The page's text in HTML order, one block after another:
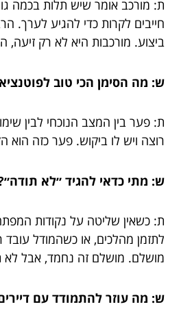
ת: מורכב אומר שיש תלות בכמה
חייבים לקרות כדי להגיע לערך.
ביצוע. מורכבות היא לא רק זיעה,
ש: מה הסימן הכי טוב
ת: פער בין המצב הנוכחי לבין
רוצה ויש לו ביקוש. פער כזה הוא
ש: מתי כדאי להגיד ״לא
ת: כשאין שליטה על נקודות
לתזמן מהלכים, או כשהמודל
מושלם. מושלם זה נחמד, אבל לא
ש: מה עוזר להתמודד עם